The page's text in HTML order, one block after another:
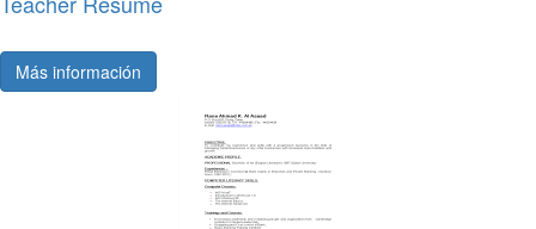
Más información